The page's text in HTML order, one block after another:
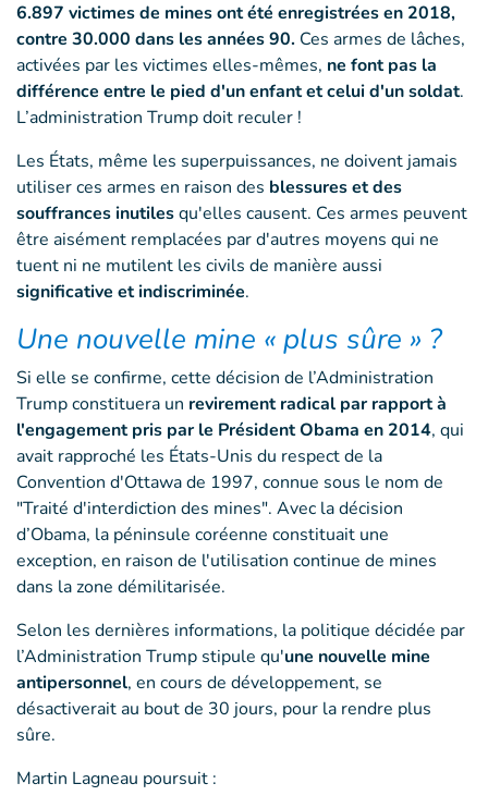
6.897 victimes de mines ont été enregistrées en 2018,
contre 30.000 dans les années 90. Ces armes de lâches,
activées par les victimes elles-mêmes, ne font pas la
différence entre le pied d'un enfant et celui d'un soldat.
L’administration Trump doit reculer !
Les États, même les superpuissances, ne doivent jamais
utiliser ces armes en raison des blessures et des
souffrances inutilesqu'elles causent. Ces armes peuvent
être aisément remplacées par d'autres moyens qui ne
tuent ni ne mutilent les civils de manière aussi
significative et indiscriminée.
Une nouvelle mine « plus sûre » ?
Si elle se confirme, cette décision de l’Administration
Trump constituera un revirement radical par rapport à
l'engagement pris par le Président Obama en 2014, qui
avait rapproché les États-Unis du respect de la
Convention d'Ottawa de 1997, connue sous le nom de
"Traité d'interdiction des mines". Avec la décision
d’Obama, la péninsule coréenne constituait une
exception, en raison de l'utilisation continue de mines
dans la zone démilitarisée.
Selon les dernières informations, la politique décidée par
l’Administration Trump stipule qu'une nouvelle mine
antipersonnel, en cours de développement, se
désactiverait au bout de 30 jours, pour la rendre plus
sûre.
Martin Lagneau poursuit :